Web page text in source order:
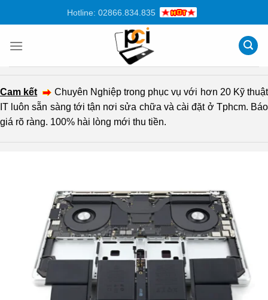
dung
Hotline: 02866.834.835
Cam kết
Chuyên Nghiệp trong phục vụ với hơn 20 Kỹ thuật
IT luôn sẵn sàng tới tận nơi sửa chữa và cài đặt ở Tphcm. Báo
giá rõ ràng. 100% hài lòng mới thu tiền.